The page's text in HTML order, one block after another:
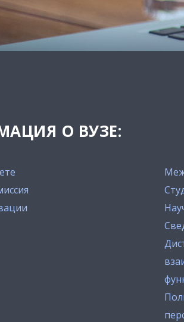
О ВУЗЕ: